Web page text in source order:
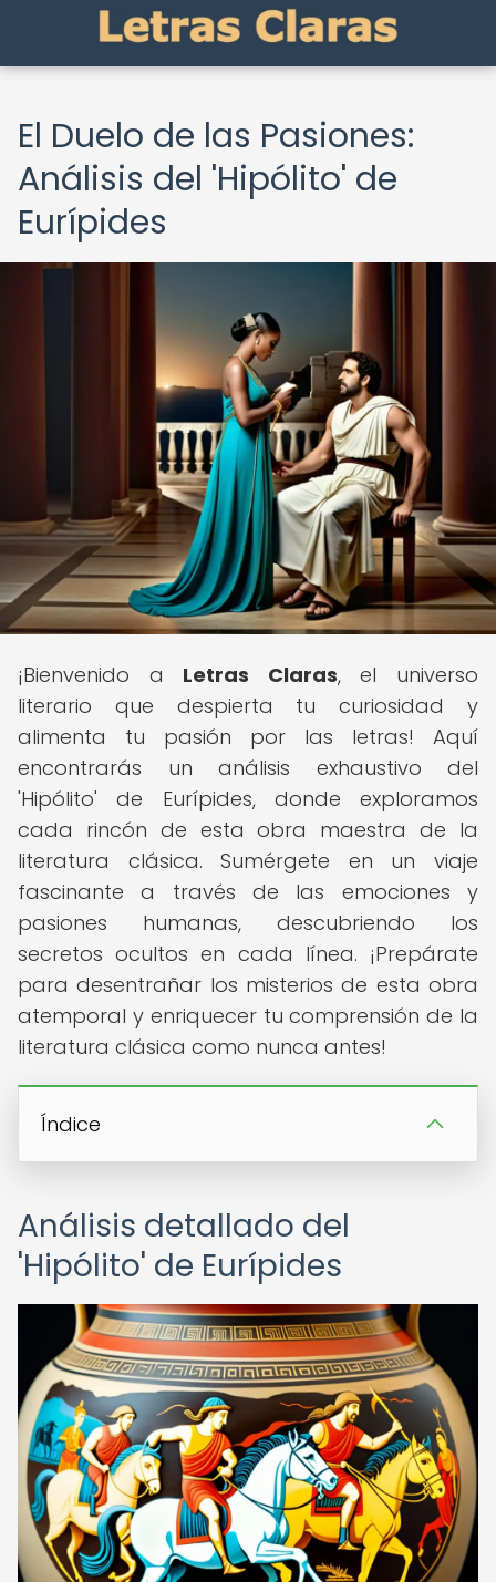
El Duelo de las Pasiones:
Análisis del 'Hipólito' de
Eurípides
¡Bienvenido a Letras Claras, el universo
literario que despierta tu curiosidad y
alimenta tu pasión por las letras! Aquí
encontrarás un análisis exhaustivo del
'Hipólito' de Eurípides, donde exploramos
cada rincón de esta obra maestra de la
literatura clásica. Sumérgete en un viaje
fascinante a través de las emociones y
pasiones humanas, descubriendo los
secretos ocultos en cada línea. ¡Prepárate
para desentrañar los misterios de esta obra
atemporal y enriquecer tu comprensión de la
literatura clásica como nunca antes!
Índice
Análisis detallado del
'Hipólito' de Eurípides